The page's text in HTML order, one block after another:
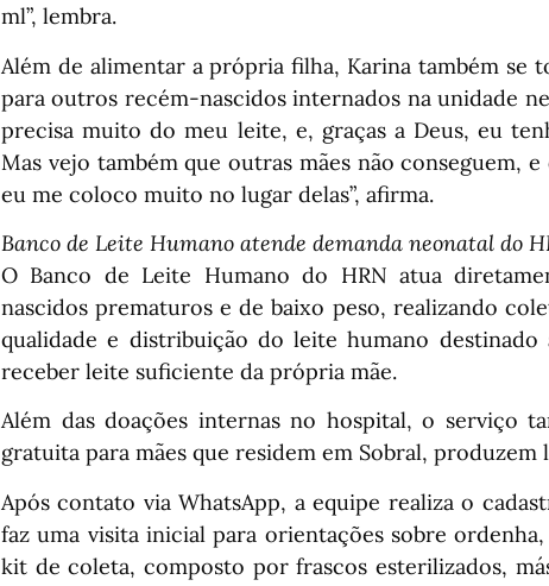
ml”, lembra.
Além de alimentar a própria filha, Karina também se
para outros recém-nascidos internados na unidade
precisa muito do meu leite, e, graças a Deus, eu
Mas vejo também que outras mães não conseguem,
eu me coloco muito no lugar delas”, afirma.
Banco de Leite Humano atende demanda neonatal do
O Banco de Leite Humano do HRN atua
nascidos prematuros e de baixo peso, realizando
qualidade e distribuição do leite humano destinado
receber leite suficiente da própria mãe.
Além das doações internas no hospital, o serviço
gratuita para mães que residem em Sobral,
Após contato via WhatsApp, a equipe realiza o
faz uma visita inicial para orientações sobre
kit de coleta, composto por frascos esterilizados,